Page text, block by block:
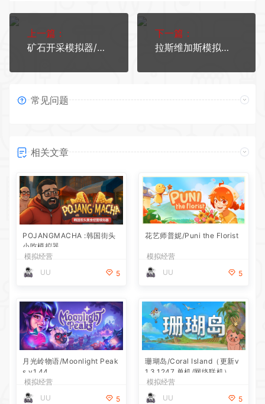
上一篇：
矿石开采模拟器/Mineral Mining Simulator
下一篇：
拉斯维加斯模拟器/The House Always Wins
常见问题
相关文章
POJANGMACHA :韩国街头
小吃模拟器
模拟经营
UU
5
花艺师普妮/Puni the Florist
模拟经营
UU
5
月光岭物语/Moonlight Peak
s v1.44
模拟经营
UU
5
珊瑚岛/Coral Island（更新v
1.3.1247 单机/网络联机）
模拟经营
UU
5